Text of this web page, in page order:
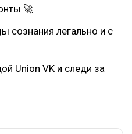
🚀
сознания легально и с
Union VK и следи за